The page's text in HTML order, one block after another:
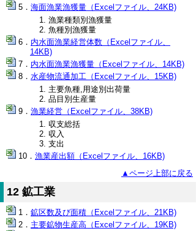
海面漁業漁獲量（Excelファイル、24KB)
漁業種類別漁獲量
魚種別漁獲量
内水面漁業経営体数（Excelファイル、
14KB)
内水面漁業漁獲量（Excelファイル、14KB)
水産物流通加工（Excelファイル、15KB)
主要魚種,用途別出荷量
品目別生産量
漁業経営（Excelファイル、38KB)
収支総括
収入
支出
漁業産出額（Excelファイル、16KB)
▲ページ上部に戻る
12 鉱工業
鉱区数及び面積（Excelファイル、21KB)
主要鉱物生産高（Excelファイル、19KB)